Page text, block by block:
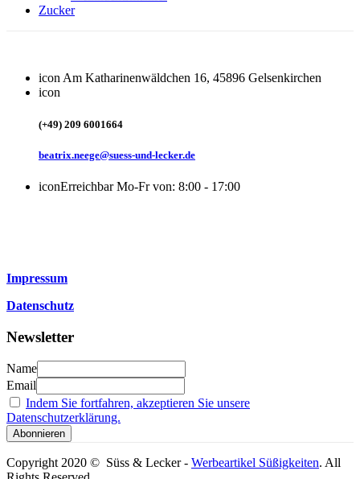
Zucker
icon Am Katharinenwäldchen 16, 45896 Gelsenkirchen
icon
(+49) 209 6001664
beatrix.neege@suess-und-lecker.de
iconErreichbar Mo-Fr von: 8:00 - 17:00
Impressum
Datenschutz
Newsletter
Name
Email
Indem Sie fortfahren, akzeptieren Sie unsere
Datenschutzerklärung.
Copyright 2020 © Süss & Lecker - Werbeartikel Süßigkeiten. All